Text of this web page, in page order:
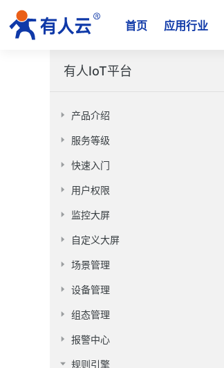
首页 应用行业
有人IoT平台
产品介绍
服务等级
快速入门
用户权限
监控大屏
自定义大屏
场景管理
设备管理
组态管理
报警中心
规则引擎